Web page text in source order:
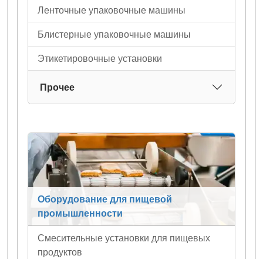
Ленточные упаковочные машины
Блистерные упаковочные машины
Этикетировочные установки
Прочее
Оборудование для пищевой
промышленности
Смесительные установки для пищевых
продуктов